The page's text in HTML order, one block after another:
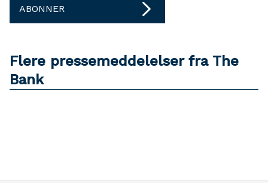
ABONNER
Flere pressemeddelelser fra The
Bank